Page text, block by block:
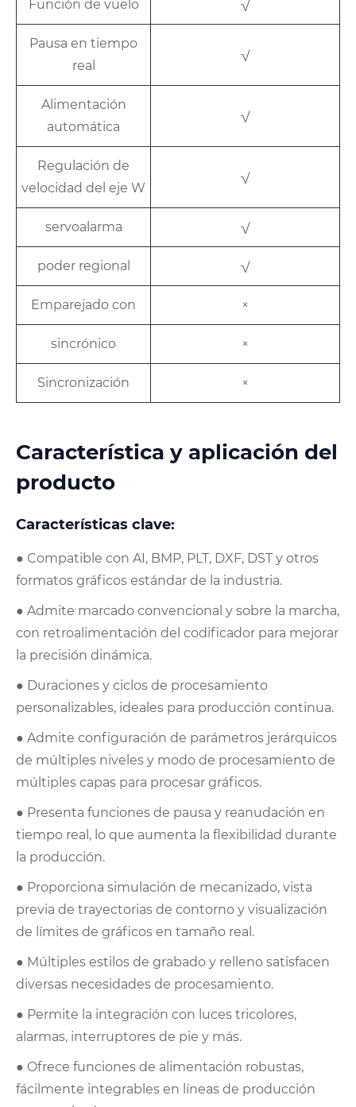
Función de vuelo √
Pausa en tiempo
real
√
Alimentación
automática
√
Regulación de
velocidad del eje W
√
servoalarma √
poder regional √
Emparejado con ×
sincrónico ×
Sincronización ×
Característica y aplicación del
producto
Características clave:
● Compatible con AI, BMP, PLT, DXF, DST y otros
formatos gráficos estándar de la industria.
● Admite marcado convencional y sobre la marcha,
con retroalimentación del codificador para mejorar
la precisión dinámica.
● Duraciones y ciclos de procesamiento
personalizables, ideales para producción continua.
● Admite configuración de parámetros jerárquicos
de múltiples niveles y modo de procesamiento de
múltiples capas para procesar gráficos.
● Presenta funciones de pausa y reanudación en
tiempo real, lo que aumenta la flexibilidad durante
la producción.
● Proporciona simulación de mecanizado, vista
previa de trayectorias de contorno y visualización
de límites de gráficos en tamaño real.
● Múltiples estilos de grabado y relleno satisfacen
diversas necesidades de procesamiento.
● Permite la integración con luces tricolores,
alarmas, interruptores de pie y más.
● Ofrece funciones de alimentación robustas,
fácilmente integrables en líneas de producción